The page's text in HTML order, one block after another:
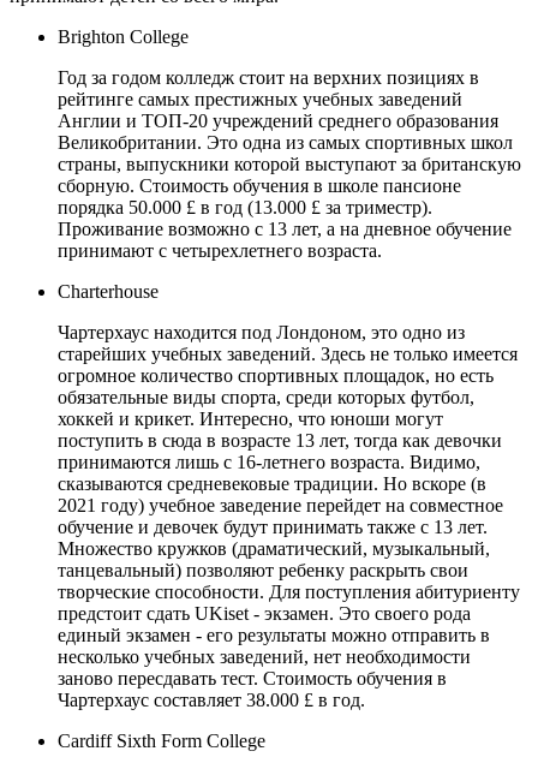
Brighton College
Год за годом колледж стоит на верхних позициях в
рейтинге самых престижных учебных заведений
Англии и ТОП-20 учреждений среднего образования
Великобритании. Это одна из самых спортивных школ
страны, выпускники которой выступают за британскую
сборную. Стоимость обучения в школе пансионе
порядка 50.000 £ в год (13.000 £ за триместр).
Проживание возможно с 13 лет, а на дневное обучение
принимают с четырехлетнего возраста.
Charterhouse
Чартерхаус находится под Лондоном, это одно из
старейших учебных заведений. Здесь не только имеется
огромное количество спортивных площадок, но есть
обязательные виды спорта, среди которых футбол,
хоккей и крикет. Интересно, что юноши могут
поступить в сюда в возрасте 13 лет, тогда как девочки
принимаются лишь с 16-летнего возраста. Видимо,
сказываются средневековые традиции. Но вскоре (в
2021 году) учебное заведение перейдет на совместное
обучение и девочек будут принимать также с 13 лет.
Множество кружков (драматический, музыкальный,
танцевальный) позволяют ребенку раскрыть свои
творческие способности. Для поступления абитуриенту
предстоит сдать UKiset - экзамен. Это своего рода
единый экзамен - его результаты можно отправить в
несколько учебных заведений, нет необходимости
заново пересдавать тест. Стоимость обучения в
Чартерхаус составляет 38.000 £ в год.
Cardiff Sixth Form College